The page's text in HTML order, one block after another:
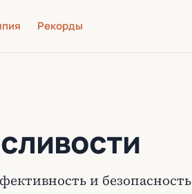
Рекорды
и безопасность